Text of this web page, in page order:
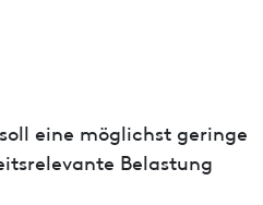
eine möglichst geringe
Belastung